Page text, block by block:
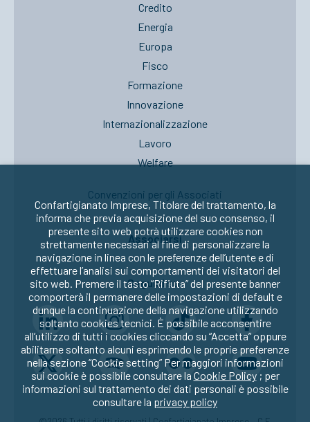
Credito
Energia
Europa
Fisco
Formazione
Innovazione
Internazionalizzazione
Lavoro
Welfare
Convenzioni per gli Associati
Associarsi
Seguici su:
Confartigianato Imprese, Titolare del trattamento, la
informa che previa acquisizione del suo consenso, il
presente sito web potrà utilizzare cookies non
strettamente necessari al fine di personalizzare la
navigazione in linea con le preferenze dell’utente e di
effettuare l’analisi sui comportamenti dei visitatori del
sito web. Premere il tasto “Rifiuta” del presente banner
comporterà il permanere delle impostazioni di default e
dunque la continuazione della navigazione utilizzando
soltanto cookies tecnici. È possibile acconsentire
all’utilizzo di tutti i cookies cliccando su “Accetta” oppure
abilitarne soltanto alcuni esprimendo le proprie preferenze
nella sezione “Cookie setting” Per maggiori informazioni
sui cookie è possibile consultare la Cookie Policy; per
informazioni sul trattamento dei dati personali è possibile
consultare la privacy policy